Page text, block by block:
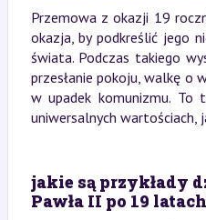
Przemowa z okazji 19
okazja, by podkreślić jego
świata. Podczas takiego
przesłanie pokoju, walkę o
w upadek komunizmu. To
uniwersalnych wartościach,
jakie są przykłady
Pawła II po 19